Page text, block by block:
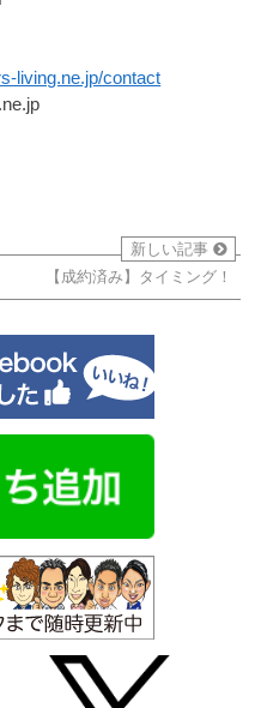
living.ne.jp/contact
新しい記事
【成約済み】タイミング！